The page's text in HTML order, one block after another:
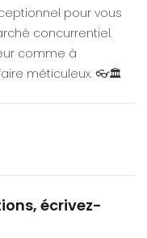
pour vous
concurrentiel.
comme à
méticuleux. 👓🏛️
écrivez-